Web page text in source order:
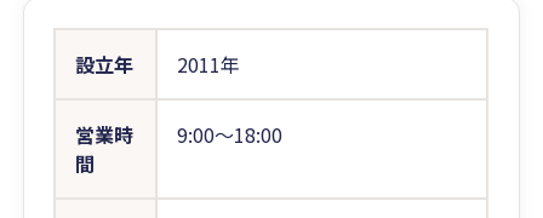
設立年 2011年
営業時
間
9:00〜18:00